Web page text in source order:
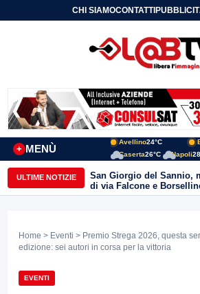
CHI SIAMOCONTATTI
MENÙ
+
Avellino24°C
Caserta26°C Napoli
ULTIME NOTIZIE
San Giorgio del Sannio,
di via Falcone e
Lombardi replicano alle
Home > Eventi > Premio Strega 2026, questa
edizione: sei autori in corsa per la vittoria
EVENTI